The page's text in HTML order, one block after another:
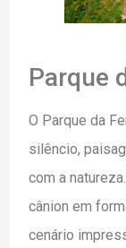
Parque
O Parque da
silêncio,
com a
cânion em
cenário